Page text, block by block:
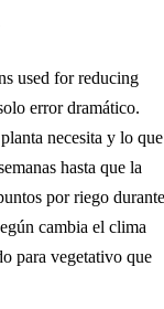
used for reducing
error dramático.
necesita y lo que
hasta que la
por riego durante
cambia el clima
para vegetativo que